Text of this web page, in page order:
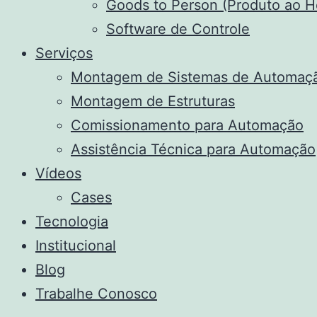
Goods to Person (Produto ao
Software de Controle
Serviços
Montagem de Sistemas de
Montagem de Estruturas
Comissionamento para Automação
Assistência Técnica para Automação
Vídeos
Cases
Tecnologia
Institucional
Blog
Trabalhe Conosco